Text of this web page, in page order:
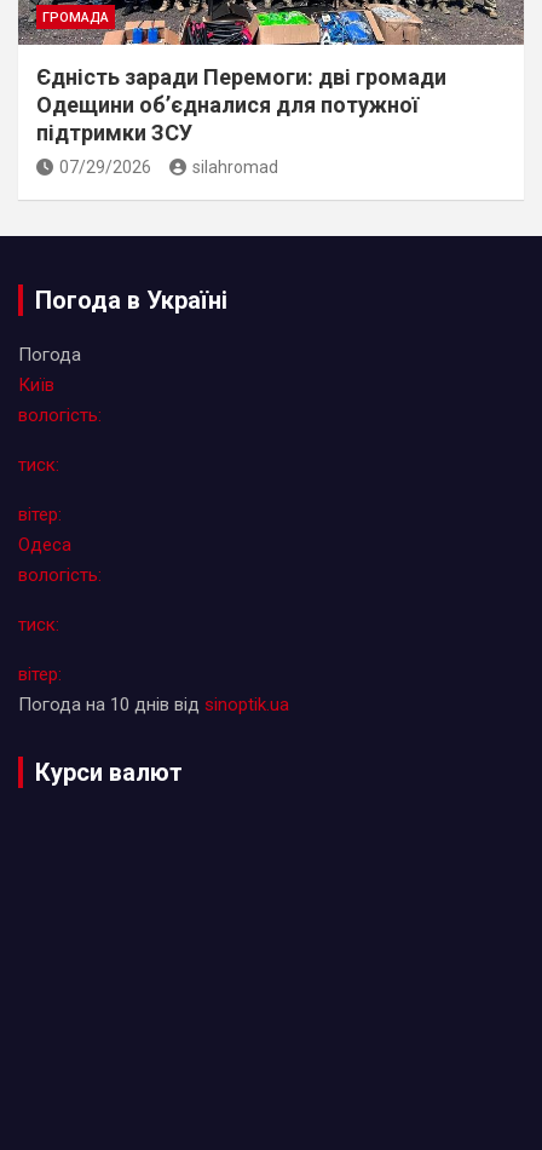
ГРОМАДА
Єдність заради Перемоги: дві громади
Одещини об’єдналися для потужної
підтримки ЗСУ
07/29/2026 silahromad
Погода в Україні
Погода
Київ
вологість:
тиск:
вітер:
Одеса
вологість:
тиск:
вітер:
Погода на 10 днів від sinoptik.ua
Курси валют